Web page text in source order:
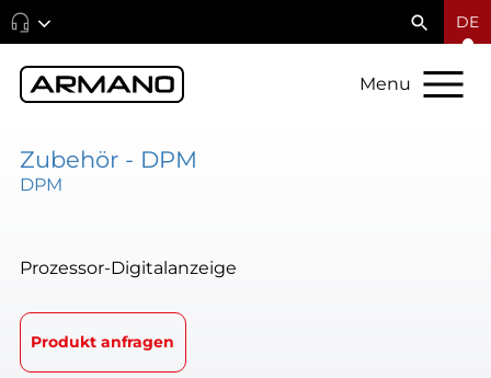
DE
Menu
Zubehör - DPM
DPM
Prozessor-Digitalanzeige
Produkt anfragen